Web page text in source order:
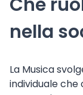
nella
La Musica
individuale che